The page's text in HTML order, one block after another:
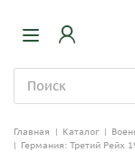
Главная | Каталог |
| Германия: Третий Рейх